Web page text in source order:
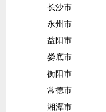
长沙市
永州市
益阳市
娄底市
衡阳市
常德市
湘潭市